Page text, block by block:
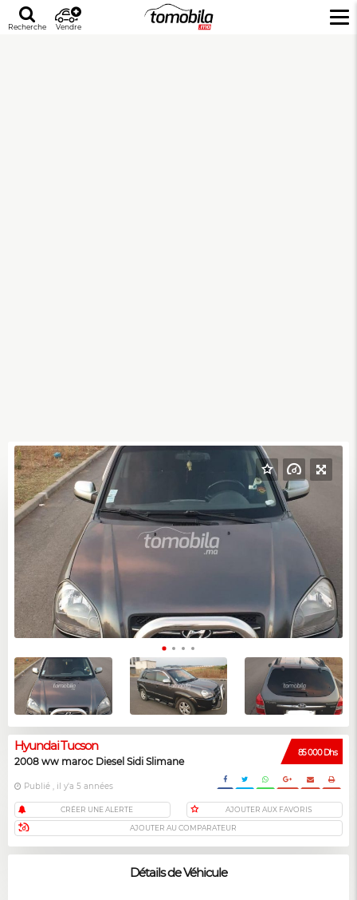
Recherche Vendre
85 000 Dhs
Hyundai Tucson
2008 ww maroc Diesel Sidi Slimane
Publié , il y'a 5 années
CRÉER UNE ALERTE AJOUTER AUX FAVORIS
AJOUTER AU COMPARATEUR
Détails de Véhicule